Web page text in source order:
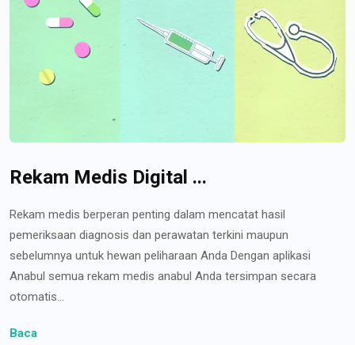
Rekam Medis Digital ...
Rekam medis berperan penting dalam mencatat hasil
pemeriksaan diagnosis dan perawatan terkini maupun
sebelumnya untuk hewan peliharaan Anda Dengan aplikasi
Anabul semua rekam medis anabul Anda tersimpan secara
otomatis...
Baca